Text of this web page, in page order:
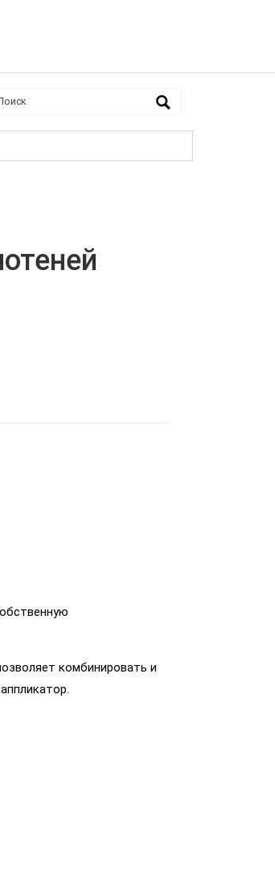
комбинировать и